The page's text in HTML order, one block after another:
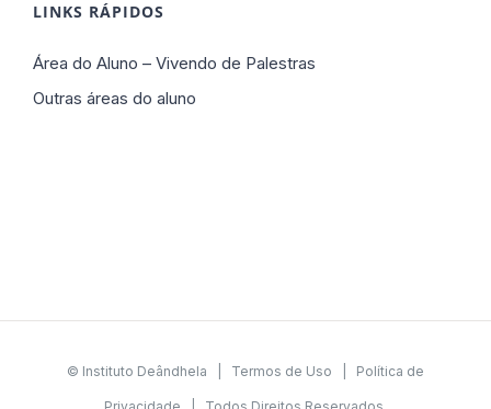
LINKS RÁPIDOS
Área do Aluno – Vivendo de Palestras
Outras áreas do aluno
© Instituto Deândhela | Termos de Uso Política de